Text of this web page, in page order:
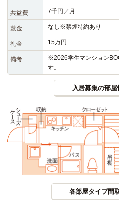
共益費 7千円／月
敷金 なし※禁煙特約あり
礼金 15万円
備考
※2026学生マンション
す。
入居募集の部屋
各部屋タイプ間